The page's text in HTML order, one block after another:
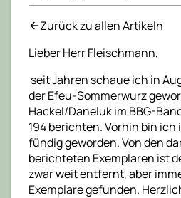
Zurück zu allen Artikeln
Lieber Herr Fleischmann,
seit Jahren schaue ich in
der Efeu-Sommerwurz
Hackel/Daneluk im BBG-
194 berichten. Vorhin bin
fündig geworden. Von den
berichteten Exemplaren ist
zwar weit entfernt, aber
Exemplare gefunden.